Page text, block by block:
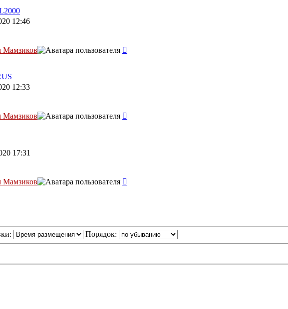
12:46
Мамзиков
12:33
Мамзиков
17:31
Мамзиков
Порядок: